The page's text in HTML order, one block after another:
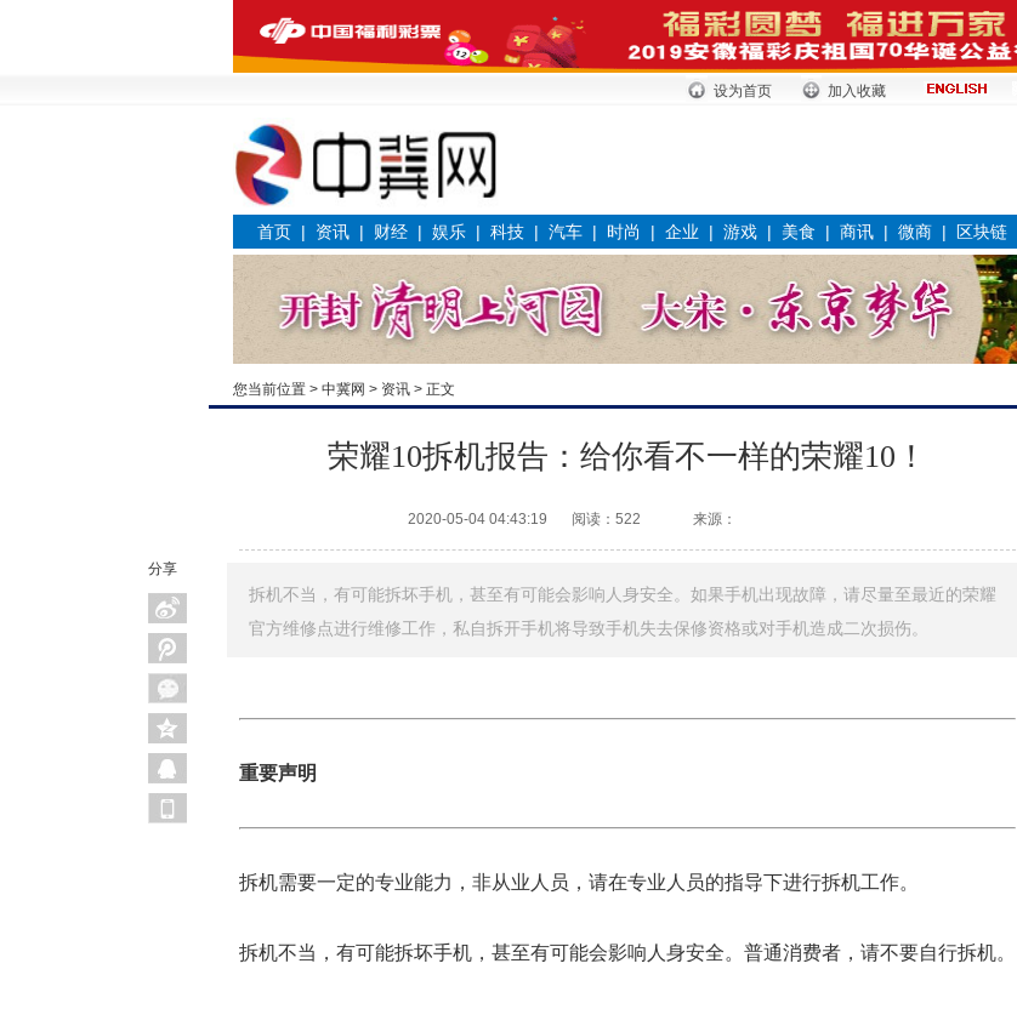
设为首页 加入收藏
首页 | 资讯 | 财经 | 娱乐 | 科技 | 汽车 | 时尚 | 企业 | 游戏 | 美食 | 商讯 | 微商 | 区块链
您当前位置 > 中冀网 > 资讯 > 正文
分享
荣耀10拆机报告：给你看不一样的荣耀10！
2020-05-04 04:43:19 阅读：522 来源：
拆机不当，有可能拆坏手机，甚至有可能会影响人身安全。如果手机出现故障，请尽量至最近的荣耀
官方维修点进行维修工作，私自拆开手机将导致手机失去保修资格或对手机造成二次损伤。
重要声明
拆机需要一定的专业能力，非从业人员，请在专业人员的指导下进行拆机工作。
拆机不当，有可能拆坏手机，甚至有可能会影响人身安全。普通消费者，请不要自行拆机。